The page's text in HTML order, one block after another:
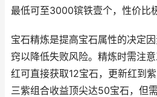
最低可至3000镔铁壹个，性价比
宝石精炼是提高宝石属性的决定
窍以降低失败风险。精炼时需注
红可直接获取12宝石，更新红到
三紫组合收益顶尖达50宝石，但